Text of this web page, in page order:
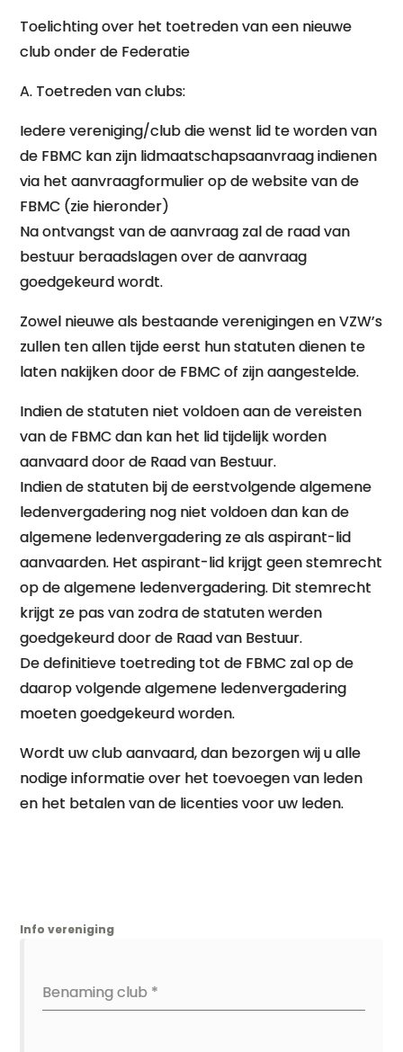
Toelichting over het toetreden van een nieuwe
club onder de Federatie
A. Toetreden van clubs:
Iedere vereniging/club die wenst lid te worden van
de FBMC kan zijn lidmaatschapsaanvraag indienen
via het aanvraagformulier op de website van de
FBMC (zie hieronder)
Na ontvangst van de aanvraag zal de raad van
bestuur beraadslagen over de aanvraag
goedgekeurd wordt.
Zowel nieuwe als bestaande verenigingen en VZW’s
zullen ten allen tijde eerst hun statuten dienen te
laten nakijken door de FBMC of zijn aangestelde.
Indien de statuten niet voldoen aan de vereisten
van de FBMC dan kan het lid tijdelijk worden
aanvaard door de Raad van Bestuur.
Indien de statuten bij de eerstvolgende algemene
ledenvergadering nog niet voldoen dan kan de
algemene ledenvergadering ze als aspirant-lid
aanvaarden. Het aspirant-lid krijgt geen stemrecht
op de algemene ledenvergadering. Dit stemrecht
krijgt ze pas van zodra de statuten werden
goedgekeurd door de Raad van Bestuur.
De definitieve toetreding tot de FBMC zal op de
daarop volgende algemene ledenvergadering
moeten goedgekeurd worden.
Wordt uw club aanvaard, dan bezorgen wij u alle
nodige informatie over het toevoegen van leden
en het betalen van de licenties voor uw leden.
Info vereniging
Benaming club *